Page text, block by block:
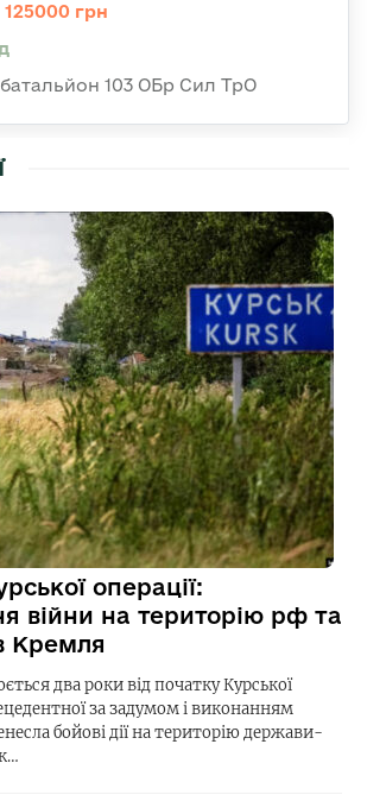
125000 грн
103 ОБр Сил ТрО
операції:
війни на територію рф та
Кремля
два роки від початку Курської
за задумом і виконанням
бойові дії на територію держави-